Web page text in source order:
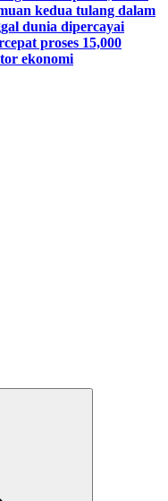
kedua tulang dalam
dunia dipercayai
proses 15,000
ekonomi